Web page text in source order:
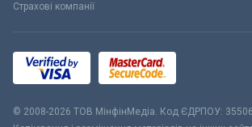
Страхові компанії
© 2008-2026 ТОВ МiнфiнМедiа. Код ЄДРПОУ: